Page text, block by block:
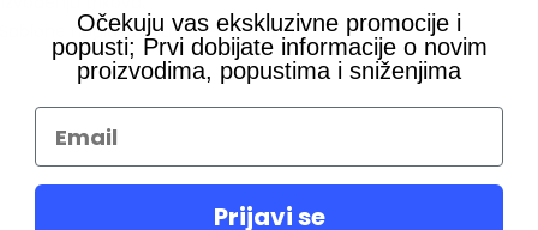
naglašavaju autentičnost modela.
Očekuju vas ekskluzivne promocije i
popusti; Prvi dobijate informacije o novim
proizvodima, popustima i sniženjima
Prijavi se